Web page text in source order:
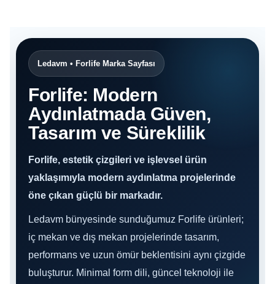
Ledavm • Forlife Marka Sayfası
Forlife: Modern
Aydınlatmada Güven,
Tasarım ve Süreklilik
Forlife, estetik çizgileri ve işlevsel ürün
yaklaşımıyla modern aydınlatma projelerinde
öne çıkan güçlü bir markadır.
Ledavm bünyesinde sunduğumuz Forlife ürünleri;
iç mekan ve dış mekan projelerinde tasarım,
performans ve uzun ömür beklentisini aynı çizgide
buluşturur. Minimal form dili, güncel teknoloji ile